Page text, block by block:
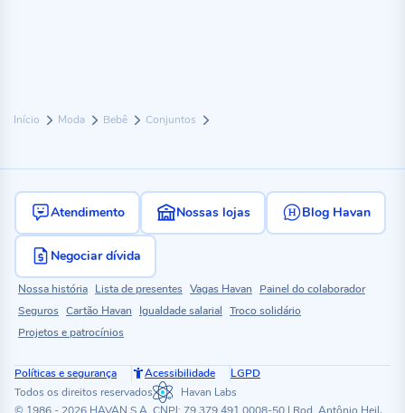
Início Moda Bebê Conjuntos
Atendimento Nossas lojas Blog Havan
Negociar dívida
Nossa história Lista de presentes Vagas Havan
Painel do colaborador
Seguros Cartão Havan Igualdade salarial Troco solidário
Projetos e patrocínios
Políticas e segurança Acessibilidade
LGPD
Todos os direitos reservados
Havan Labs